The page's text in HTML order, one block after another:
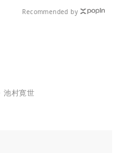
Recommended by
池村寛世